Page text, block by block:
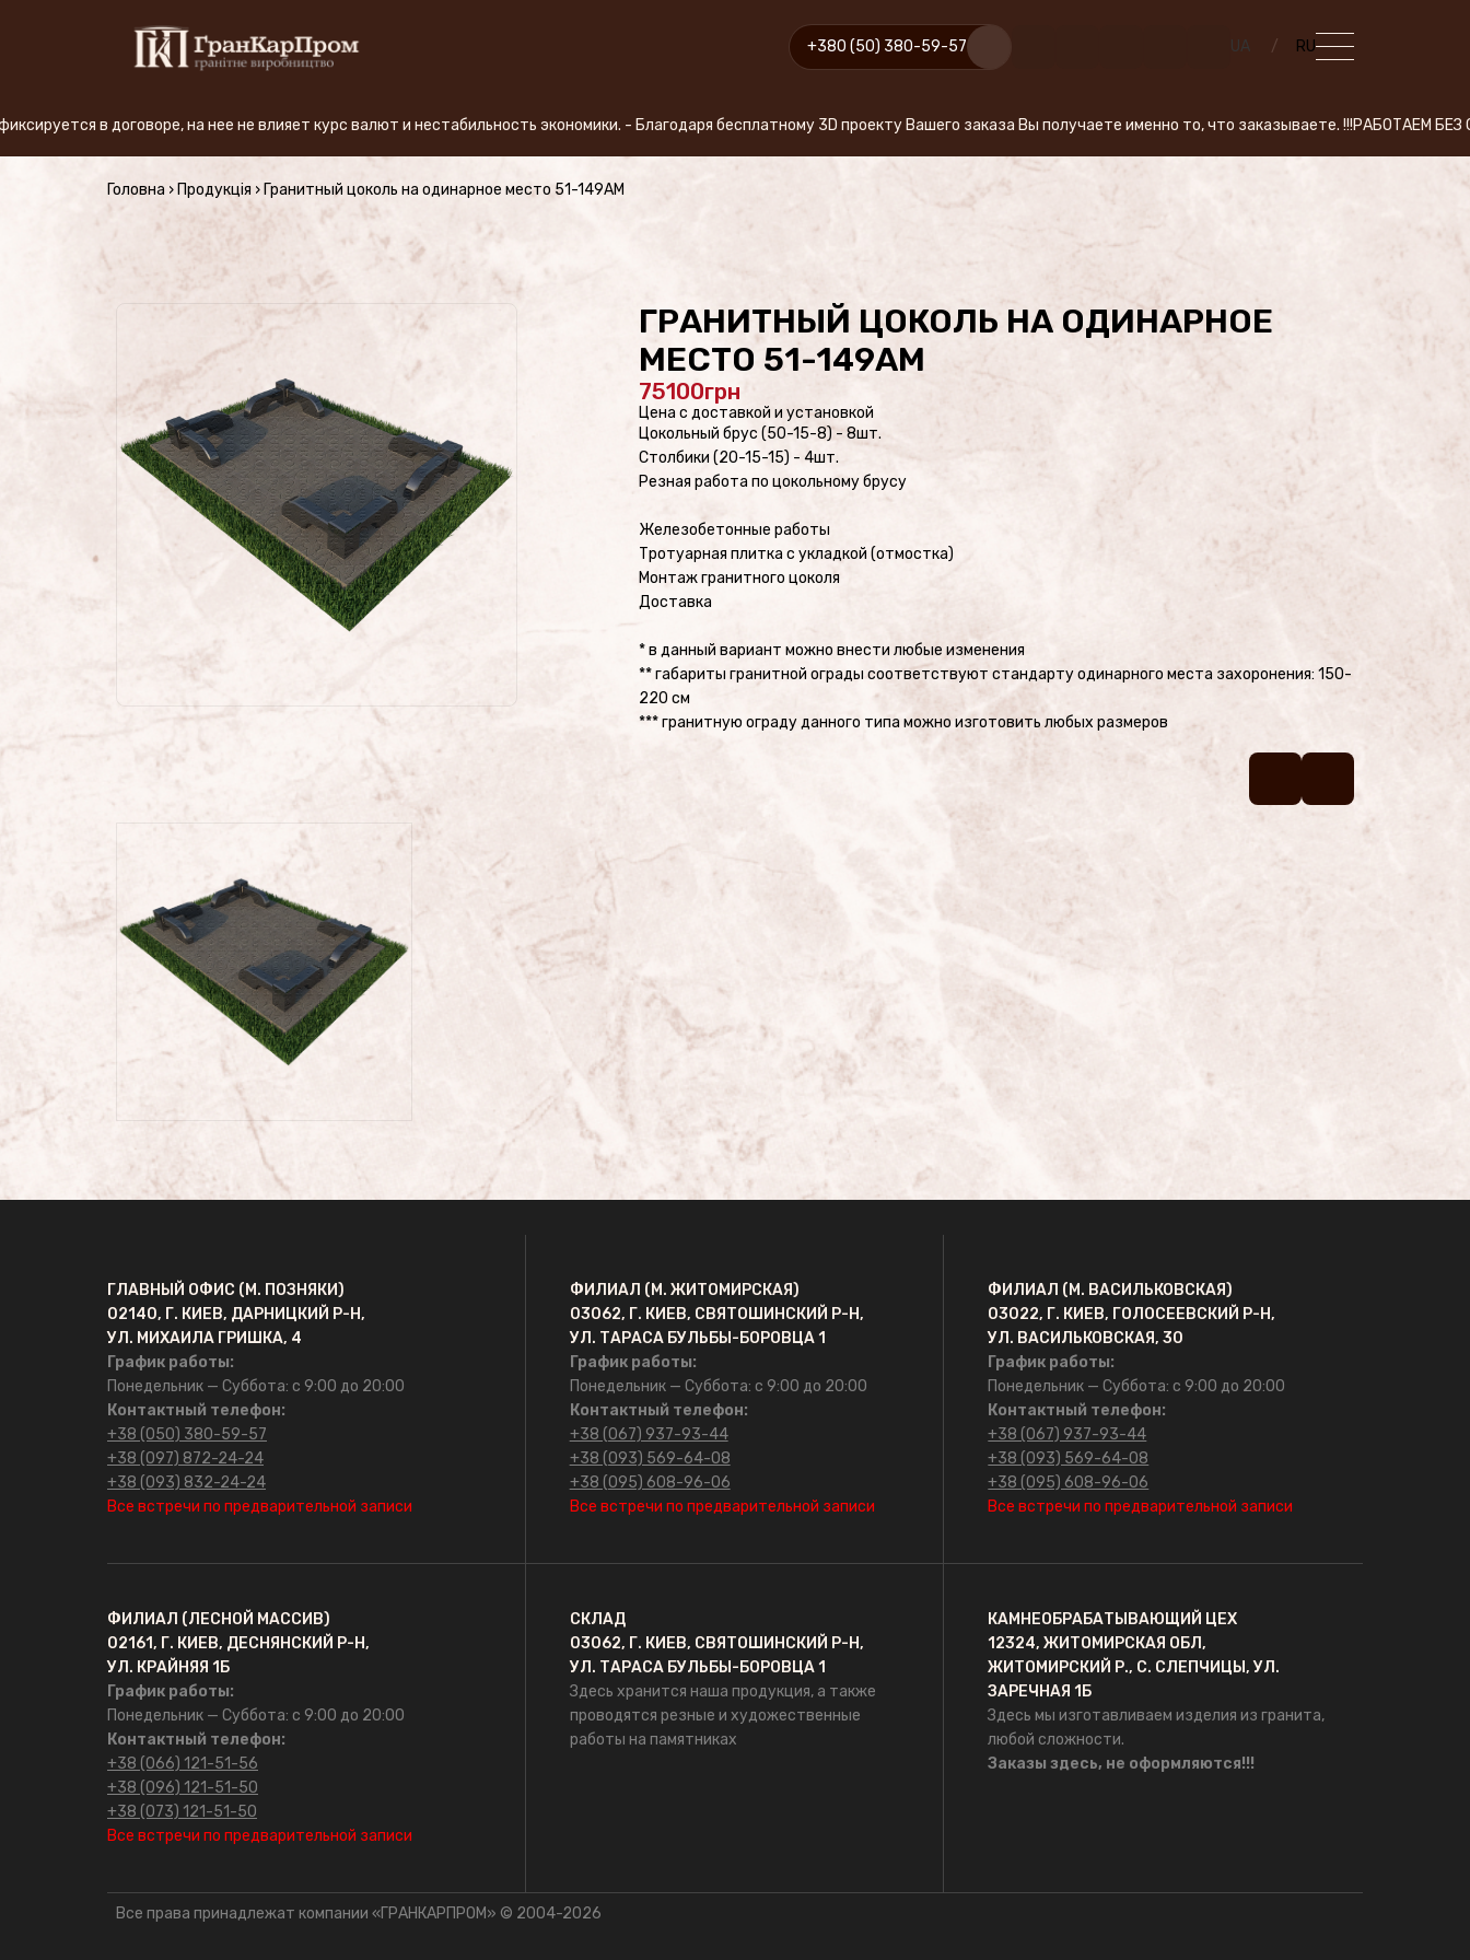
+380 (50) 380-59-57 UA RU
+380 (50) 380-59-57
ПРОИЗВОДСТВО
АКЦИЯ
Продукция (Цены)
Проекты памятников
Скульптуры на кладбище
Памятники культуры
Скульптуры из стекла/
Памятники из стекла
ФОТОКАТАЛОГ
Памятники военным
Памятники №1
Цоколя
памятник
Фотокерамика
Фотостекло на памятник
Художественное
оформление памятников
ГРАНКАРПРОМ
Главная
О компании
на нее не влияет курс валют и нестабильность экономики. - Благодаря бесплатному 3D проекту Вашего заказа Вы получаете именно то, что заказываете. !!!РАБОТАЕМ БЕЗ
Головна › Продукція › Гранитный цоколь на одинарное место 51-149AM
ГРАНИТНЫЙ ЦОКОЛЬ НА ОДИНАРНОЕ
МЕСТО 51-149AM
75100
Цена с доставкой и установкой
Цокольный брус (50-15-8) - 8шт.
Столбики (20-15-15) - 4шт.
Резная работа по цокольному брусу
Железобетонные работы
Тротуарная плитка с укладкой (отмостка)
Монтаж гранитного цоколя
Доставка
* в данный вариант можно внести любые изменения
** габариты гранитной ограды соответствуют стандарту одинарного места захоронения: 150-
220 см
*** гранитную ограду данного типа можно изготовить любых размеров
ГЛАВНЫЙ ОФИС (М. ПОЗНЯКИ)
02140, Г. КИЕВ, ДАРНИЦКИЙ Р-Н,
УЛ. МИХАИЛА ГРИШКА, 4
График работы:
Понедельник — Суббота: с 9:00 до 20:00
Контактный телефон:
+38 (050) 380-59-57
+38 (097) 872-24-24
+38 (093) 832-24-24
Все встречи по предварительной записи
ФИЛИАЛ (М. ЖИТОМИРСКАЯ)
03062, Г. КИЕВ, СВЯТОШИНСКИЙ Р-Н,
УЛ. ТАРАСА БУЛЬБЫ-БОРОВЦА 1
График работы:
Понедельник — Суббота: с 9:00 до 20:00
Контактный телефон:
+38 (067) 937-93-44
+38 (093) 569-64-08
+38 (095) 608-96-06
Все встречи по предварительной записи
ФИЛИАЛ (М. ВАСИЛЬКОВСКАЯ)
03022, Г. КИЕВ, ГОЛОСЕЕВСКИЙ Р-Н,
УЛ. ВАСИЛЬКОВСКАЯ, 30
График работы:
Понедельник — Суббота: с 9:00 до 20:00
Контактный телефон:
+38 (067) 937-93-44
+38 (093) 569-64-08
+38 (095) 608-96-06
Все встречи по предварительной записи
ФИЛИАЛ (ЛЕСНОЙ МАССИВ)
02161, Г. КИЕВ, ДЕСНЯНСКИЙ Р-Н,
УЛ. КРАЙНЯЯ 1Б
График работы:
Понедельник — Суббота: с 9:00 до 20:00
Контактный телефон:
+38 (066) 121-51-56
+38 (096) 121-51-50
+38 (073) 121-51-50
Все встречи по предварительной записи
СКЛАД
03062, Г. КИЕВ, СВЯТОШИНСКИЙ Р-Н,
УЛ. ТАРАСА БУЛЬБЫ-БОРОВЦА 1
Здесь хранится наша продукция, а также
проводятся резные и художественные
работы на памятниках
КАМНЕОБРАБАТЫВАЮЩИЙ ЦЕХ
12324, ЖИТОМИРСКАЯ ОБЛ,
ЖИТОМИРСКИЙ Р., С. СЛЕПЧИЦЫ, УЛ.
ЗАРЕЧНАЯ 1Б
Здесь мы изготавливаем изделия из гранита,
любой сложности.
Заказы здесь, не оформляются!!!
Все права принадлежат компании «ГРАНКАРПРОМ» © 2004-2026